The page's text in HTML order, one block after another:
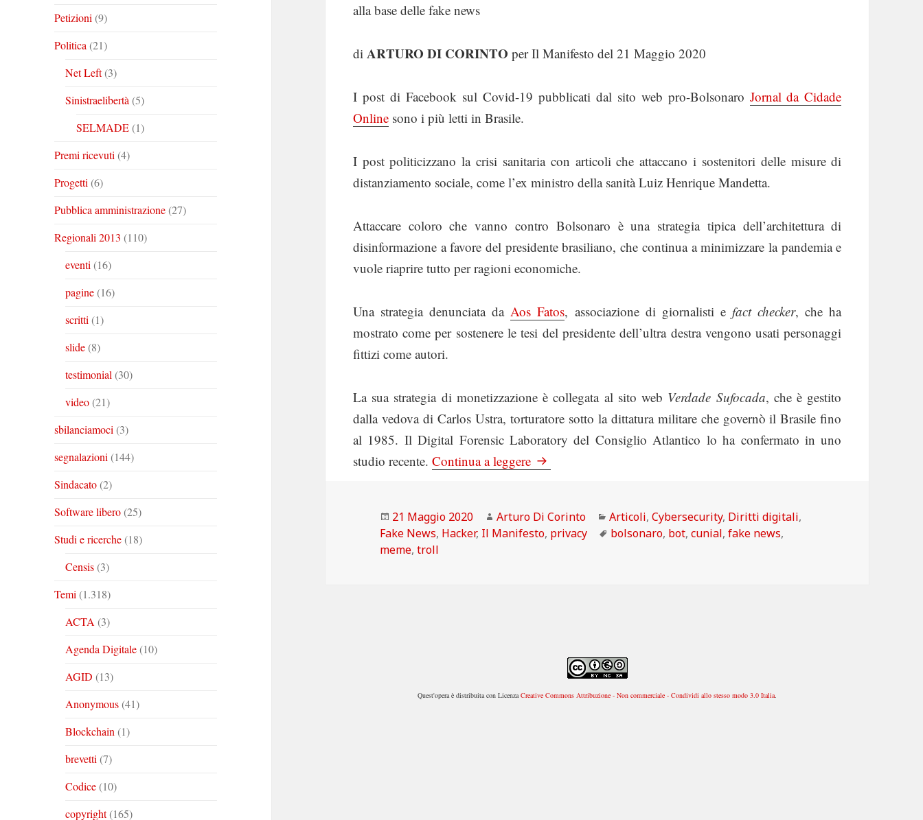
Petizioni (9)
Politica (21)
Net Left(3)
Sinistraelibertà (5)
SELMADE(1)
Premi ricevuti (4)
Progetti (6)
Pubblica amministrazione(27)
Regionali 2013 (110)
eventi (16)
pagine(16)
scritti (1)
slide(8)
testimonial (30)
video(21)
sbilanciamoci (3)
segnalazioni (144)
Sindacato(2)
Software libero(25)
Studi e ricerche(18)
Censis(3)
Temi (1.318)
ACTA (3)
Agenda Digitale(10)
AGID (13)
Anonymous(41)
Blockchain (1)
brevetti (7)
Codice(10)
copyright(165)
alla base delle fake news
di ARTURO DI CORINTO per Il Manifesto del 21 Maggio 2020
I post di Facebook sul Covid-19 pubblicati dal sito web pro-Bolsonaro Jornal da Cidade
Onlinesono i più letti in Brasile.
I post politicizzano la crisi sanitaria con articoli che attaccano i sostenitori delle misure di
distanziamento sociale, come l’ex ministro della sanità Luiz Henrique Mandetta.
Attaccare coloro che vanno contro Bolsonaro è una strategia tipica dell’architettura di
disinformazione a favore del presidente brasiliano, che continua a minimizzare la pandemia e
vuole riaprire tutto per ragioni economiche.
Una strategia denunciata da Aos Fatos, associazione di giornalisti efact checker, che ha
mostrato come per sostenere le tesi del presidente dell’ultra destra vengono usati personaggi
fittizi come autori.
La sua strategia di monetizzazione è collegata al sito web Verdade Sufocada, che è gestito
dalla vedova di Carlos Ustra, torturatore sotto la dittatura militare che governò il Brasile fino
al 1985. Il Digital Forensic Laboratory del Consiglio Atlantico lo ha confermato in uno
studio recente. Continua a leggere Il Manifesto: Coronavirus: troll, meme e bot, sfida agli umani
Scritto
il
21 Maggio 2020 Autore
Arturo Di Corinto Categorie
Articoli,Cybersecurity, Diritti digitali,
Fake News, Hacker, Il Manifesto, privacy Tag
bolsonaro, bot,cunial,fake news,
meme,troll
Quest'opera è distribuita con LicenzaCreative Commons Attribuzione - Non commerciale - Condividi allo stesso modo 3.0 Italia